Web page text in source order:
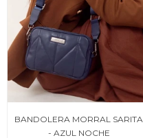
BANDOLERA MORRAL SARITA
- AZUL NOCHE